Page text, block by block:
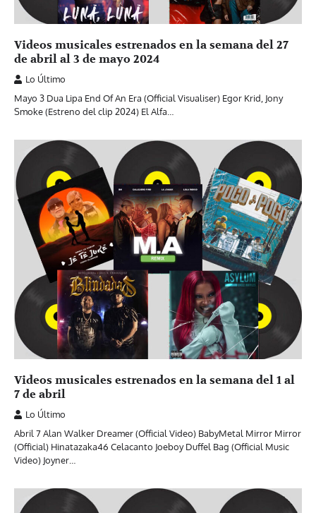
Videos musicales estrenados en la semana del 27
de abril al 3 de mayo 2024
Lo Último
Mayo 3 Dua Lipa End Of An Era (Official Visualiser) Egor Krid, Jony
Smoke (Estreno del clip 2024) El Alfa…
Videos musicales estrenados en la semana del 1 al
7 de abril
Lo Último
Abril 7 Alan Walker Dreamer (Official Video) BabyMetal Mirror Mirror
(Official) Hinatazaka46 Celacanto Joeboy Duffel Bag (Official Music
Video) Joyner…